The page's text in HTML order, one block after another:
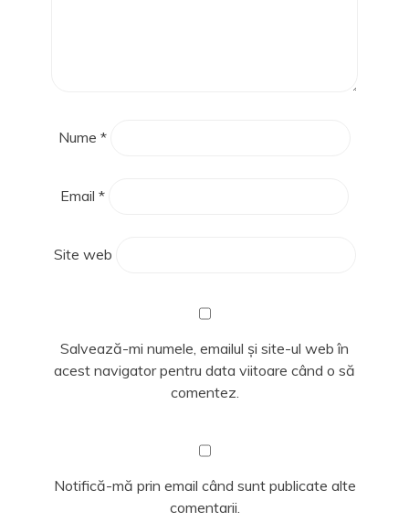
Nume *
Email *
Site web
Salvează-mi numele, emailul și site-ul web în
acest navigator pentru data viitoare când o să
comentez.
Notifică-mă prin email când sunt publicate alte
comentarii.